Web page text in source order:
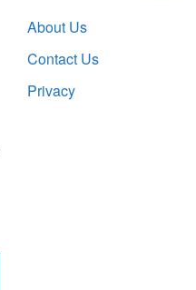
About Us
Contact Us
Privacy